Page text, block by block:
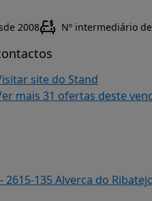
2008 Nº intermediário
site do Stand
mais 31 ofertas deste
2615-135 Alverca do